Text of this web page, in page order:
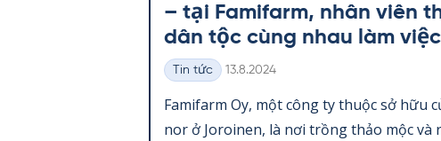
– tại Fa­mi­farm, nhân viên
dân tộc cùng nhau làm
Thể
loại
Tin tức Kirjoitettu
13.8.2024
Fa­mi­farm Oy, một công ty thuộc sở hữu
nor ở Jo­roi­nen, là nơi trồng thảo mộc và